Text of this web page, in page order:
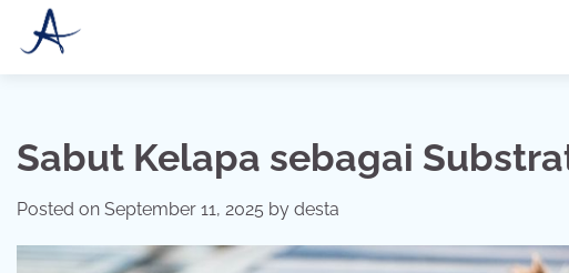
Sabut Kelapa sebagai
Posted on September 11, 2025 by desta